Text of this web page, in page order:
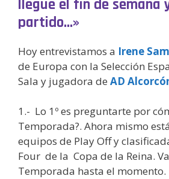
llegue el fin de semana
partido…»
Hoy entrevistamos a Irene
de Europa con la Selección
Sala y jugadora de AD
1.- Lo 1º es preguntarte por
Temporada?. Ahora mismo
equipos de Play Off y
Four de la Copa de la Reina.
Temporada hasta el momento.